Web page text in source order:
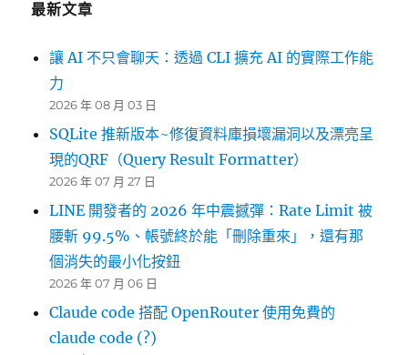
最新文章
讓 AI 不只會聊天：透過 CLI 擴充 AI 的實際工作能
力
2026 年 08 月 03 日
SQLite 推新版本~修復資料庫損壞漏洞以及漂亮呈
現的QRF（Query Result Formatter）
2026 年 07 月 27 日
LINE 開發者的 2026 年中震撼彈：Rate Limit 被
腰斬 99.5%、帳號終於能「刪除重來」，還有那
個消失的最小化按鈕
2026 年 07 月 06 日
Claude code 搭配 OpenRouter 使用免費的
claude code (?)